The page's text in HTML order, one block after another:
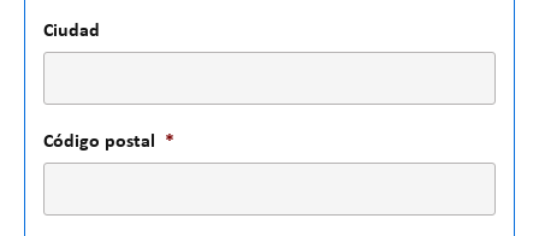
Ciudad
Código postal *